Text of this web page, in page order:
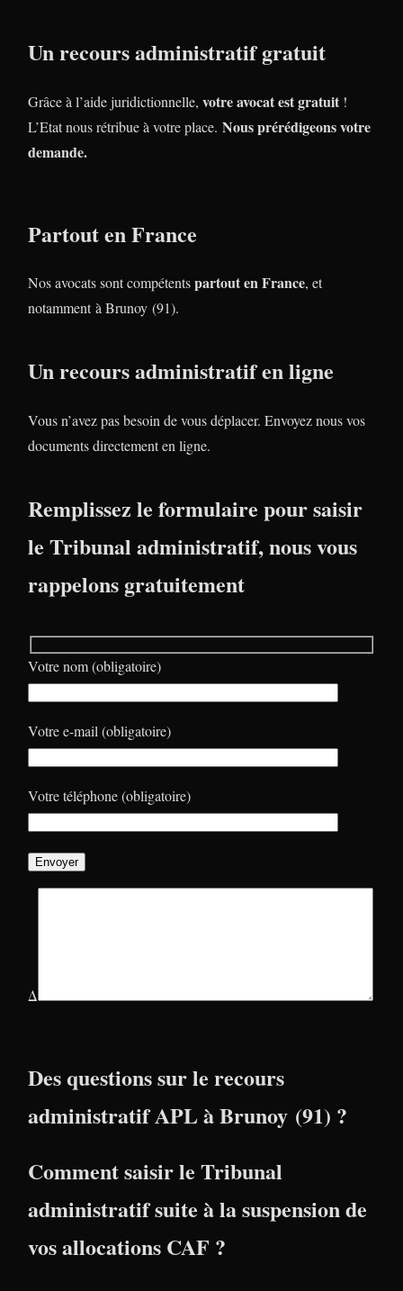
Un recours administratif gratuit
Grâce à l’aide juridictionnelle, votre avocat est gratuit !
L’Etat nous rétribue à votre place. Nous prérédigeons votre
demande.
Partout en France
Nos avocats sont compétentspartout en France, et
notamment à Brunoy (91).
Un recours administratif en ligne
Vous n’avez pas besoin de vous déplacer. Envoyez nous vos
documents directement en ligne.
Remplissez le formulaire pour saisir
le Tribunal administratif, nous vous
rappelons gratuitement
Votre nom (obligatoire)
Votre e-mail (obligatoire)
Votre téléphone (obligatoire)
Δ
Des questions sur le recours
administratif APL à Brunoy (91) ?
Comment saisir le Tribunal
administratif suite à la suspension de
vos allocations CAF ?